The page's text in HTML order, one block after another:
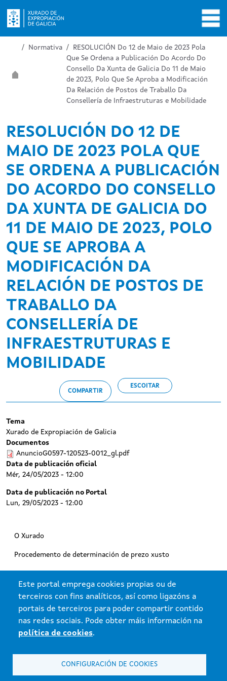
Este portal emprega cookies propias ou de
terceiros con fins analíticos, así como ligazóns a
portais de terceiros para poder compartir contido
nas redes sociais. Pode obter máis información na
política de cookies.
CONFIGURACIÓN DE COOKIES
Miga de pan
Inicio Normativa
RESOLUCIÓN Do 12 de Maio de 2023 Pola
Que Se Ordena a Publicación Do Acordo Do
Consello Da Xunta de Galicia Do 11 de Maio
de 2023, Polo Que Se Aproba a Modificación
Da Relación de Postos de Traballo Da
Consellería de Infraestruturas e Mobilidade
O Xurado
Procedemento de determinación de prezo xusto
Memorias, informes e outras publicacións
Modelos para o envío de datos
RESOLUCIÓN DO 12 DE
MAIO DE 2023 POLA QUE
SE ORDENA A PUBLICACIÓN
DO ACORDO DO CONSELLO
DA XUNTA DE GALICIA DO
11 DE MAIO DE 2023, POLO
QUE SE APROBA A
MODIFICACIÓN DA
RELACIÓN DE POSTOS DE
TRABALLO DA
CONSELLERÍA DE
INFRAESTRUTURAS E
MOBILIDADE
COMPARTIR
ESCOITAR
Tema
Xurado de Expropiación de Galicia
Documentos
AnuncioG0597-120523-0012_gl.pdf
Data de publicación oficial
Mér, 24/05/2023 - 12:00
Data de publicación no Portal
Lun, 29/05/2023 - 12:00